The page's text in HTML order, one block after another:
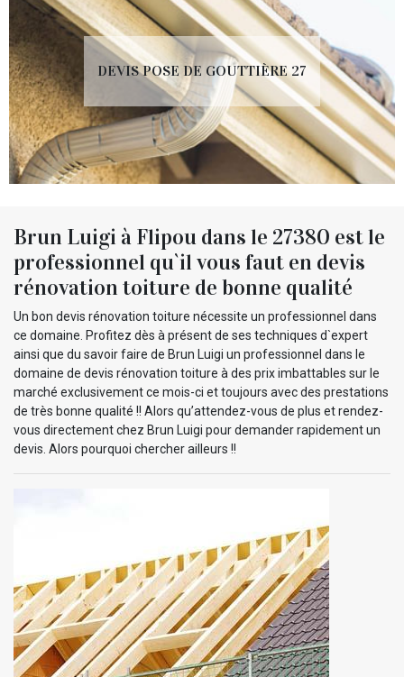
DEVIS POSE DE GOUTTIÈRE 27
Brun Luigi à Flipou dans le 27380 est le
professionnel qu`il vous faut en devis
rénovation toiture de bonne qualité
Un bon devis rénovation toiture nécessite un professionnel dans
ce domaine. Profitez dès à présent de ses techniques d`expert
ainsi que du savoir faire de Brun Luigi un professionnel dans le
domaine de devis rénovation toiture à des prix imbattables sur le
marché exclusivement ce mois-ci et toujours avec des prestations
de très bonne qualité !! Alors qu’attendez-vous de plus et rendez-
vous directement chez Brun Luigi pour demander rapidement un
devis. Alors pourquoi chercher ailleurs !!